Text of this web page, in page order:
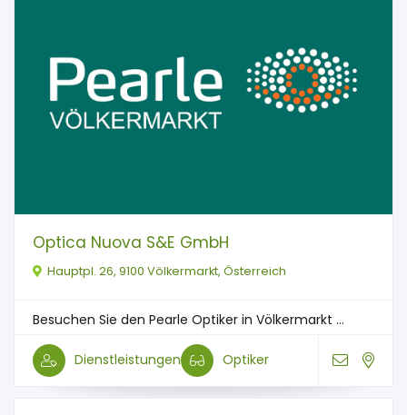
Optica Nuova S&E GmbH
Hauptpl. 26, 9100 Völkermarkt, Österreich
Besuchen Sie den Pearle Optiker in Völkermarkt ...
Dienstleistungen Optiker